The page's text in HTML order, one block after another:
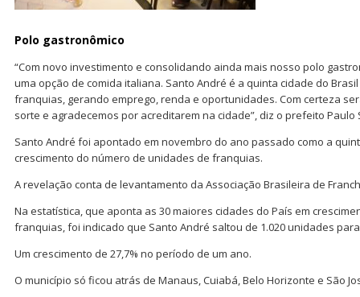
Polo gastronômico
“Com novo investimento e consolidando ainda mais nosso polo
uma opção de comida italiana. Santo André é a quinta cidade do
franquias, gerando emprego, renda e oportunidades. Com certeza
sorte e agradecemos por acreditarem na cidade”, diz o prefeito Paulo
Santo André foi apontado em novembro do ano passado como a
crescimento do número de unidades de franquias.
A revelação conta de levantamento da Associação Brasileira de
Na estatística, que aponta as 30 maiores cidades do País em
franquias, foi indicado que Santo André saltou de 1.020 unidades para
Um crescimento de 27,7% no período de um ano.
O município só ficou atrás de Manaus, Cuiabá, Belo Horizonte e São